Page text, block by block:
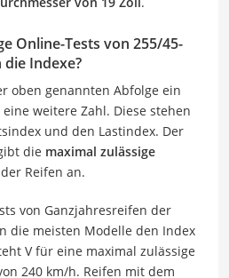
Online-Tests von 255/45-
die Indexe?
oben genannten Abfolge ein
weitere Zahl. Diese stehen
und den Lastindex. Der
die maximal zulässige
der Reifen an.
von Ganzjahresreifen der
die meisten Modelle den Index
V für eine maximal zulässige
240 km/h. Reifen mit dem